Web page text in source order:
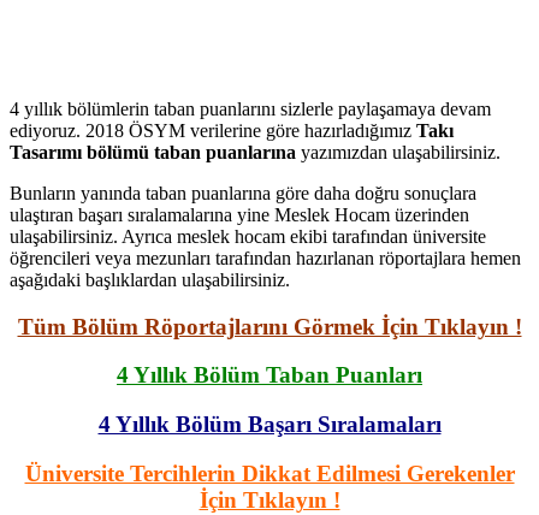
4 yıllık bölümlerin taban puanlarını sizlerle paylaşamaya devam
ediyoruz. 2018 ÖSYM verilerine göre hazırladığımız Takı
Tasarımı bölümü taban puanlarına yazımızdan ulaşabilirsiniz.
Bunların yanında taban puanlarına göre daha doğru sonuçlara
ulaştıran başarı sıralamalarına yine Meslek Hocam üzerinden
ulaşabilirsiniz. Ayrıca meslek hocam ekibi tarafından üniversite
öğrencileri veya mezunları tarafından hazırlanan röportajlara hemen
aşağıdaki başlıklardan ulaşabilirsiniz.
Tüm Bölüm Röportajlarını Görmek İçin Tıklayın !
4 Yıllık Bölüm Taban Puanları
4 Yıllık Bölüm Başarı Sıralamaları
Üniversite Tercihlerin Dikkat Edilmesi Gerekenler
İçin Tıklayın !